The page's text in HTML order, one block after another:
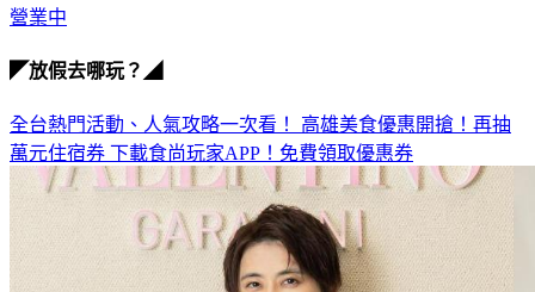
營業中
◤放假去哪玩？◢
全台熱門活動、人氣攻略一次看！ 高雄美食優惠開搶！再抽
萬元住宿券 下載食尚玩家APP！免費領取優惠券